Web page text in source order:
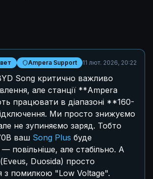
Ampera Support 11 лют. 2026, 20:22
Song критично важливо
але станції **Ampera
працювати в діапазоні **160-
Ми просто знижуємо
не зупиняємо заряд. Тобто
ваш Song Plus буде
повільніше, але стабільно. А
Duosida) просто
з помилкою "Low Voltage".